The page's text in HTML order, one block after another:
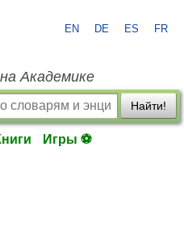
EN DE ES FR
Академике
Найти!
Игры ⚽